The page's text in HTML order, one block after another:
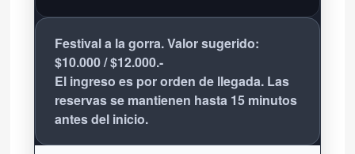
Festival a la gorra. Valor sugerido:
$10.000 / $12.000.-
El ingreso es por orden de llegada. Las
reservas se mantienen hasta 15 minutos
antes del inicio.